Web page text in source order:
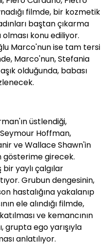
filmde, bir kozmetik
baştan çıkarma
konu ediliyor.
Marco'nun ise tam tersi
Marco'nun, Stefania
olduğunda, babası
üstlendiği,
Hoffman,
ve Wallace Shawn'in
gösterime girecek.
bir yaylı çalgılar
Grubun dengesinin,
hastalığına yakalanıp
ele alındığı filmde,
ve kemancının
grupta ego yarışıyla
anlatılıyor.